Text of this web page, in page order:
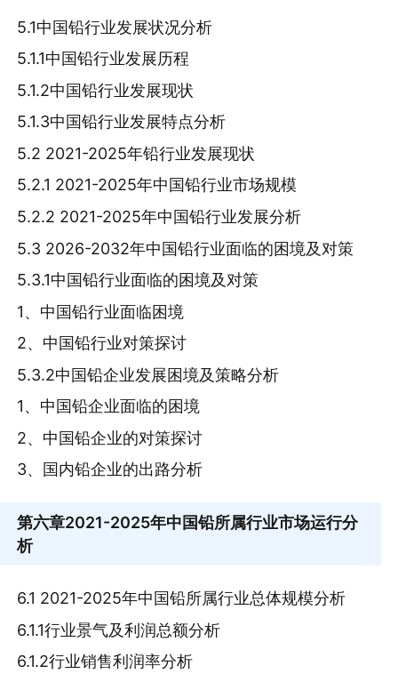
5.1中国铅行业发展状况分析
5.1.1中国铅行业发展历程
5.1.2中国铅行业发展现状
5.1.3中国铅行业发展特点分析
5.2 2021-2025年铅行业发展现状
5.2.1 2021-2025年中国铅行业市场规模
5.2.2 2021-2025年中国铅行业发展分析
5.3 2026-2032年中国铅行业面临的困境及对策
5.3.1中国铅行业面临的困境及对策
1、中国铅行业面临困境
2、中国铅行业对策探讨
5.3.2中国铅企业发展困境及策略分析
1、中国铅企业面临的困境
2、中国铅企业的对策探讨
3、国内铅企业的出路分析
第六章2021-2025年中国铅所属行业市场运行分
析
6.1 2021-2025年中国铅所属行业总体规模分析
6.1.1行业景气及利润总额分析
6.1.2行业销售利润率分析